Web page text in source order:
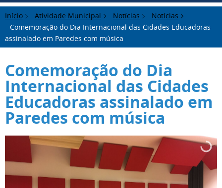
Início Atividade Municipal Notícias
Notícias
Comemoração do Dia Internacional das Cidades Educadoras
assinalado em Paredes com música
Comemoração do Dia
Internacional das Cidades
Educadoras assinalado em
Paredes com música